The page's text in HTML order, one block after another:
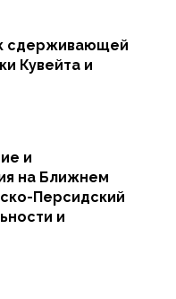
к сдерживающей
Кувейта и
и
на Ближнем
Персидский
и